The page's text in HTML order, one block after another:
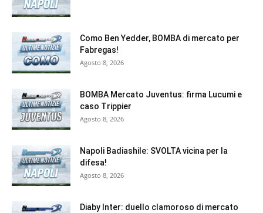
Como Ben Yedder, BOMBA di mercato per
Fabregas!
Agosto 8, 2026
BOMBA Mercato Juventus: firma Lucumi e
caso Trippier
Agosto 8, 2026
Napoli Badiashile: SVOLTA vicina per la
difesa!
Agosto 8, 2026
Diaby Inter: duello clamoroso di mercato